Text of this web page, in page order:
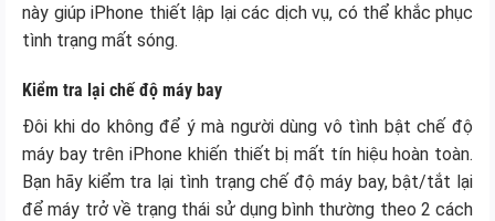
này giúp iPhone thiết lập lại các dịch vụ, có thể khắc phục
tình trạng mất sóng.
Kiểm tra lại chế độ máy bay
Đôi khi do không để ý mà người dùng vô tình bật chế độ
máy bay trên iPhone khiến thiết bị mất tín hiệu hoàn toàn.
Bạn hãy kiểm tra lại tình trạng chế độ máy bay, bật/tắt lại
để máy trở về trạng thái sử dụng bình thường theo 2 cách